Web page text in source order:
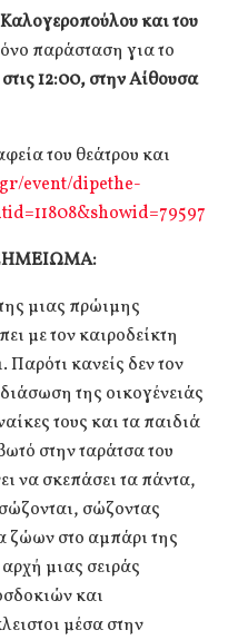
και του
παράσταση για το
12:00, στην Αίθουσα
του θεάτρου και
event/dipethe-
μιας πρώιμης
με τον καιροδείκτη
Παρότι κανείς δεν τον
της οικογένειάς
τους και τα παιδιά
στην ταράτσα του
να σκεπάσει τα πάντα,
σώζοντας
ζώων στο αμπάρι της
μιας σειράς
και
μέσα στην